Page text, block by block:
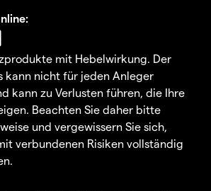
mit Hebelwirkung. Der
kann nicht für jeden Anleger
kann zu Verlusten führen, die Ihre
Beachten Sie daher bitte
und vergewissern Sie sich,
verbundenen Risiken vollständig